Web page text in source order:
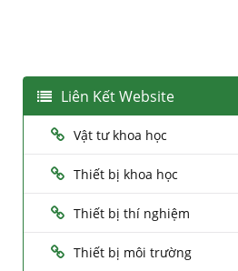
Liên Kết Website
Vật tư khoa học
Thiết bị khoa học
Thiết bị thí nghiệm
Thiết bị môi trường